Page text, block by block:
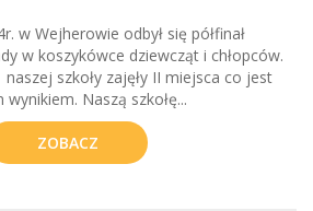
w Wejherowie odbył się półfinał
w koszykówce dziewcząt i chłopców.
szkoły zajęły II miejsca co jest
wynikiem. Naszą szkołę...
ZOBACZ